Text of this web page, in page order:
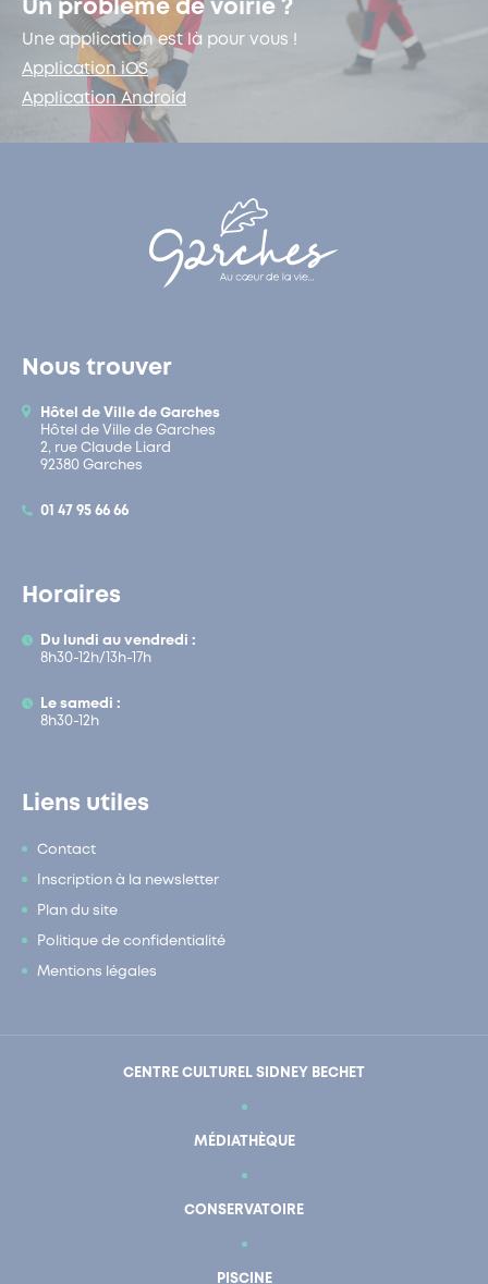
Un problème de voirie ?
Une application est là pour vous !
Application iOS
Application Android
Nous trouver
Hôtel de Ville de Garches
Hôtel de Ville de Garches
2, rue Claude Liard
92380 Garches
01 47 95 66 66
Horaires
Du lundi au vendredi :
8h30-12h/13h-17h
Le samedi :
8h30-12h
Liens utiles
Contact
Inscription à la newsletter
Plan du site
Politique de confidentialité
Mentions légales
CENTRE CULTUREL SIDNEY BECHET
MÉDIATHÈQUE
CONSERVATOIRE
PISCINE